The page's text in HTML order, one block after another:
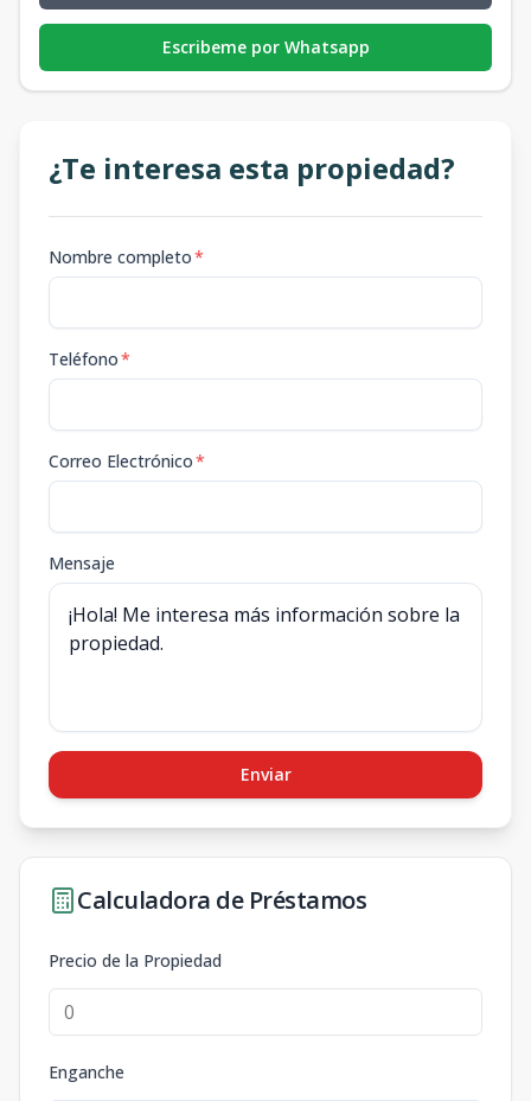
Escribeme por Whatsapp
¿Te interesa esta propiedad?
Nombre completo*
Teléfono*
Correo Electrónico*
Mensaje
Enviar
Calculadora de Préstamos
Precio de la Propiedad
Enganche